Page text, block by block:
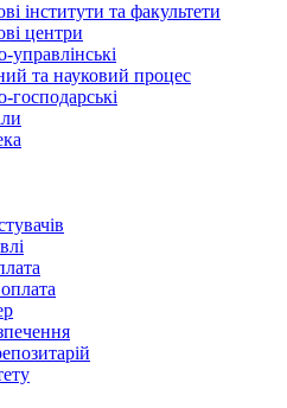
інститути та факультети
центри
управлінські
та науковий процес
господарські